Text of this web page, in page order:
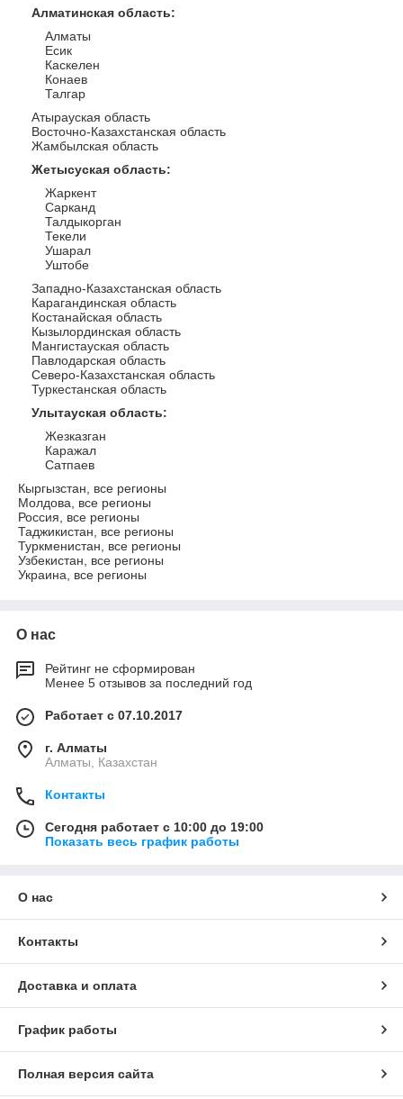
Алматинская область:
Алматы
Есик
Каскелен
Конаев
Талгар
Атырауская область
Восточно-Казахстанская область
Жамбылская область
Жетысуская область:
Жаркент
Сарканд
Талдыкорган
Текели
Ушарал
Уштобе
Западно-Казахстанская область
Карагандинская область
Костанайская область
Кызылординская область
Мангистауская область
Павлодарская область
Северо-Казахстанская область
Туркестанская область
Улытауская область:
Жезказган
Каражал
Сатпаев
Кыргызстан, все регионы
Молдова, все регионы
Россия, все регионы
Таджикистан, все регионы
Туркменистан, все регионы
Узбекистан, все регионы
Украина, все регионы
О нас
Рейтинг не сформирован
Менее 5 отзывов за последний год
Работает с 07.10.2017
г. Алматы
Алматы, Казахстан
Контакты
Сегодня работает с 10:00 до 19:00
Показать весь график работы
О нас
Контакты
Доставка и оплата
График работы
Полная версия сайта